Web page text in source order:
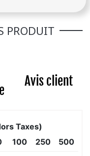
PRODUIT
Avis client
Taxes)
100 250 500